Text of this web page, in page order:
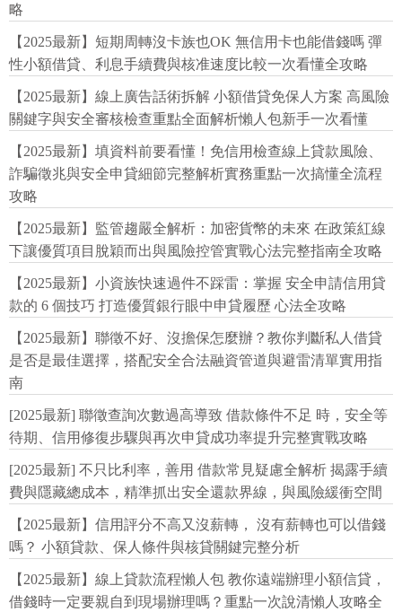
略
【2025最新】短期周轉沒卡族也OK 無信用卡也能借錢嗎 彈
性小額借貸、利息手續費與核准速度比較一次看懂全攻略
【2025最新】線上廣告話術拆解 小額借貸免保人方案 高風險
關鍵字與安全審核檢查重點全面解析懶人包新手一次看懂
【2025最新】填資料前要看懂！免信用檢查線上貸款風險、
詐騙徵兆與安全申貸細節完整解析實務重點一次搞懂全流程
攻略
【2025最新】監管趨嚴全解析：加密貨幣的未來 在政策紅線
下讓優質項目脫穎而出與風險控管實戰心法完整指南全攻略
【2025最新】小資族快速過件不踩雷：掌握 安全申請信用貸
款的 6 個技巧 打造優質銀行眼中申貸履歷 心法全攻略
【2025最新】聯徵不好、沒擔保怎麼辦？教你判斷私人借貸
是否是最佳選擇，搭配安全合法融資管道與避雷清單實用指
南
[2025最新] 聯徵查詢次數過高導致 借款條件不足 時，安全等
待期、信用修復步驟與再次申貸成功率提升完整實戰攻略
[2025最新] 不只比利率，善用 借款常見疑慮全解析 揭露手續
費與隱藏總成本，精準抓出安全還款界線，與風險緩衝空間
【2025最新】信用評分不高又沒薪轉， 沒有薪轉也可以借錢
嗎？ 小額貸款、保人條件與核貸關鍵完整分析
【2025最新】線上貸款流程懶人包 教你遠端辦理小額信貸，
借錢時一定要親自到現場辦理嗎？重點一次說清懶人攻略全